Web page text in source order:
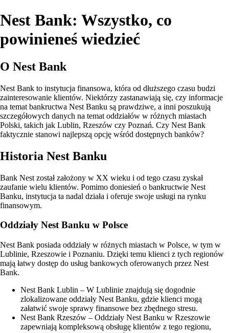
Nest Bank: Wszystko, co
powinieneś wiedzieć
O Nest Bank
Nest Bank to instytucja finansowa, która od dłuższego czasu budzi
zainteresowanie klientów. Niektórzy zastanawiają się, czy informacje
na temat bankructwa Nest Banku są prawdziwe, a inni poszukują
szczegółowych danych na temat oddziałów w różnych miastach
Polski, takich jak Lublin, Rzeszów czy Poznań. Czy Nest Bank
faktycznie stanowi najlepszą opcję wśród dostępnych banków?
Historia Nest Banku
Bank Nest został założony w XX wieku i od tego czasu zyskał
zaufanie wielu klientów. Pomimo doniesień o bankructwie Nest
Banku, instytucja ta nadal działa i oferuje swoje usługi na rynku
finansowym.
Oddziały Nest Banku w Polsce
Nest Bank posiada oddziały w różnych miastach w Polsce, w tym w
Lublinie, Rzeszowie i Poznaniu. Dzięki temu klienci z tych regionów
mają łatwy dostęp do usług bankowych oferowanych przez Nest
Bank.
Nest Bank Lublin – W Lublinie znajdują się dogodnie
zlokalizowane oddziały Nest Banku, gdzie klienci mogą
załatwić swoje sprawy finansowe bez zbędnego stresu.
Nest Bank Rzeszów – Oddziały Nest Banku w Rzeszowie
zapewniają kompleksową obsługę klientów z tego regionu,